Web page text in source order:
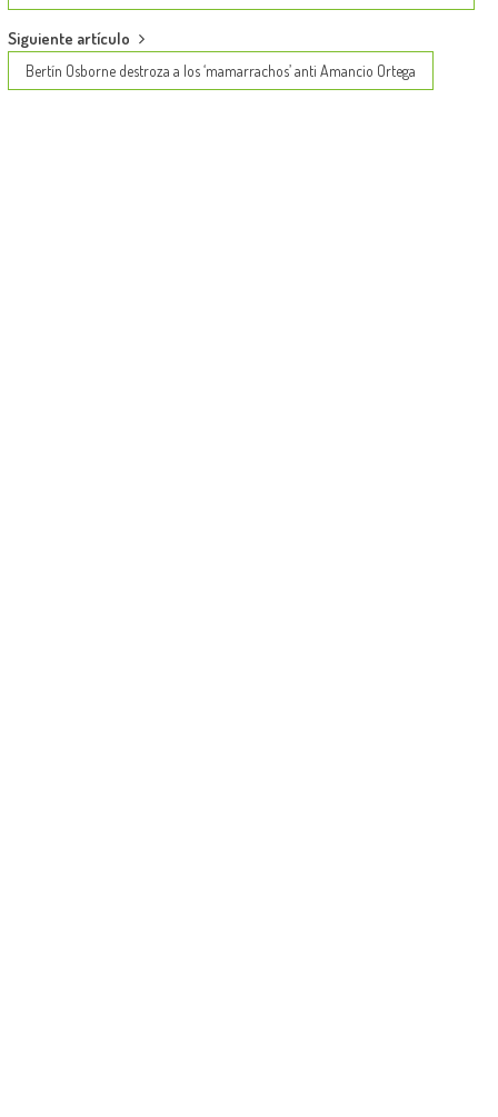
Siguiente artículo
Bertín Osborne destroza a los ‘mamarrachos’ anti Amancio Ortega